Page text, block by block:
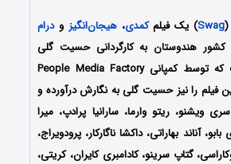
(
Swag) یک فیلمکمدی،هیجان‌انگیز ودرام
محصول سال 2024 کشور هندوستان به کارگردانی حسیت گلی
(Hasith Goli) است که توسط کمپانی‌ People Media Factory
فیلم را نیز حسیت گلی به نگارش درآورده و
ویشنو، ریتو وارما، سارانیا پرادپ، میرا
آناند بهاراتی، داکشا ناگارکار، پرودویراج،
گتاپ سرینو، کادامبری کایران، کریتی،